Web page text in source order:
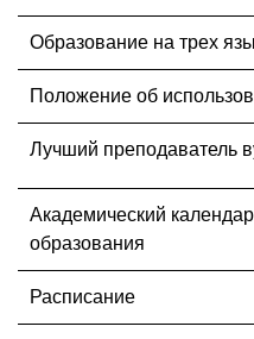
Образование на трех
Положение об
Лучший преподаватель
Академический
образования
Расписание